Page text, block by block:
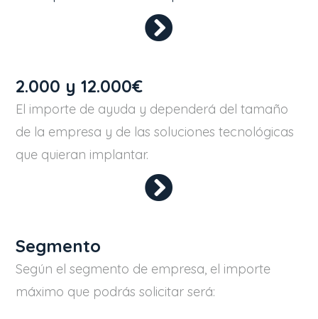
2.000 y 12.000€
El importe de ayuda y dependerá del tamaño
de la empresa y de las soluciones tecnológicas
que quieran implantar.
Segmento
Según el segmento de empresa, el importe
máximo que podrás solicitar será: